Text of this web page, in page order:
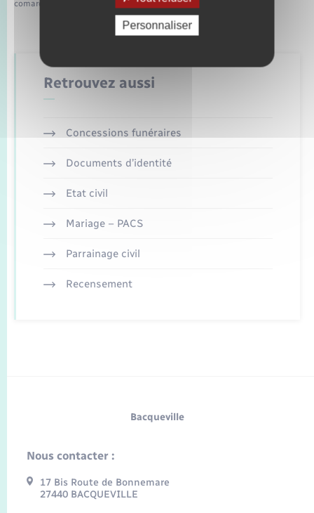
comarquage developpé par baseo.io
Retrouvez aussi
Concessions funéraires
Documents d’identité
Etat civil
Mariage – PACS
Parrainage civil
Recensement
Bacqueville
Nous contacter :
17 Bis Route de Bonnemare
27440 BACQUEVILLE
Personnaliser